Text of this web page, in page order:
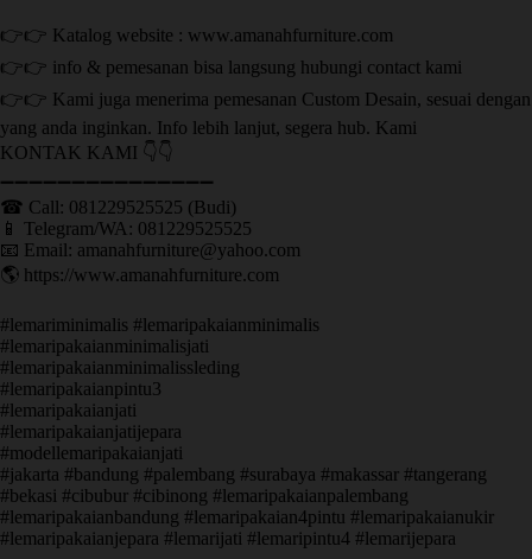
👉👉 Katalog website : www.amanahfurniture.com
👉👉 info & pemesanan bisa langsung hubungi contact kami
👉👉 Kami juga menerima pemesanan Custom Desain, sesuai dengan
yang anda inginkan. Info lebih lanjut, segera hub. Kami
KONTAK KAMI 👇👇
➖➖➖➖➖➖➖➖➖➖➖➖➖➖➖ ㅤ
☎ Call: 081229525525 (Budi)
📱 Telegram/WA: 081229525525
📧 Email: amanahfurniture@yahoo.com
🌎 https://www.amanahfurniture.com
#lemariminimalis #lemaripakaianminimalis
#lemaripakaianminimalisjati
#lemaripakaianminimalissleding
#lemaripakaianpintu3
#lemaripakaianjati
#lemaripakaianjatijepara
#modellemaripakaianjati
#jakarta #bandung #palembang #surabaya #makassar #tangerang
#bekasi #cibubur #cibinong #lemaripakaianpalembang
#lemaripakaianbandung #lemaripakaian4pintu #lemaripakaianukir
#lemaripakaianjepara #lemarijati #lemaripintu4 #lemarijepara